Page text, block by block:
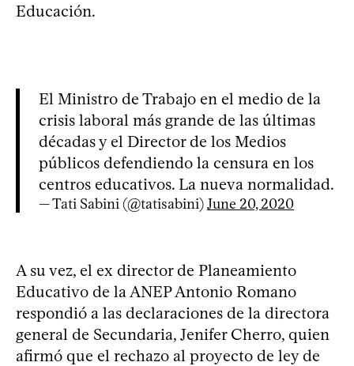
Educación.
El Ministro de Trabajo en el medio de la
crisis laboral más grande de las últimas
décadas y el Director de los Medios
públicos defendiendo la censura en los
centros educativos. La nueva normalidad.
— Tati Sabini (@tatisabini)June 20, 2020
A su vez, el ex director de Planeamiento
Educativo de la ANEP Antonio Romano
respondió a las declaraciones de la directora
general de Secundaria, Jenifer Cherro, quien
afirmó que el rechazo al proyecto de ley de